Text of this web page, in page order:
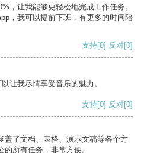
，让我能够更轻松地完成工作任务。
，我可以提前下班，有更多的时间陪
支持[0] 反对[0]
让我尽情享受音乐的魅力。
支持[0] 反对[0]
盖了文档、表格、演示文稿等各个方
所有任务，非常方便。